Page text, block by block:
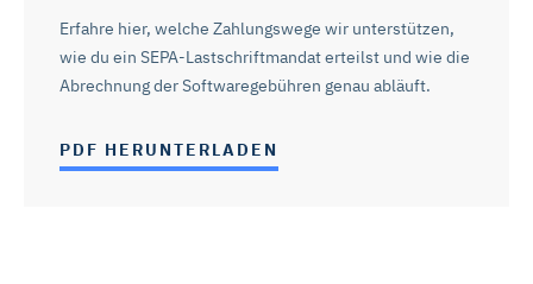
Erfahre hier, welche Zahlungswege wir unterstützen,
wie du ein SEPA-Lastschriftmandat erteilst und wie die
Abrechnung der Softwaregebühren genau abläuft.
PDF HERUNTERLADEN